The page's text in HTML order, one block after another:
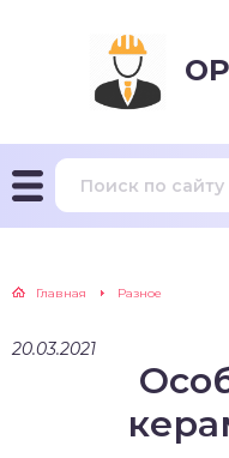
Главная Разное
20.03.2021